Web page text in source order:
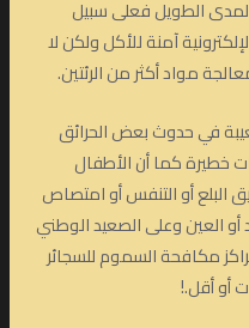
الطويل فعلى سبيل
آمنة للأكل ولكن لا
مواد أكثر من الرئتين.
في حدوث بعض الحرائق
خطيرة كما أن الأطفال
البلع أو التنفس أو امتصاص
أو العين وعلى الصعيد الوطني
إلى مراكز مكافحة السموم للسجائر